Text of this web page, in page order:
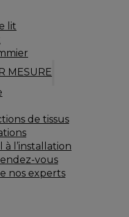
lit
MESURE
de tissus
à l’installation
vous
nos experts